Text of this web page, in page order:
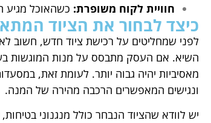
חוויית לקוח משופרת: כשהאוכל מגיע
כיצד לבחור את הציוד
לפני שמחליטים על רכישת ציוד חדש, חשוב
השיא. אם העסק מתבסס על מנות המוגשות
מאסיביות יהיה גבוה יותר. לעומת זאת,
ונגישים המאפשרים הרכבה מהירה של המנה.
יש לוודא שהציוד הנבחר כולל מנגנוני